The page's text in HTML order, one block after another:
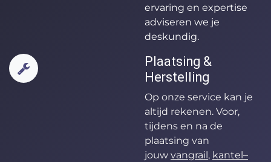
ervaring en expertise
adviseren we je
deskundig.
Plaatsing &
Herstelling
Op onze service kan je
altijd rekenen. Voor,
tijdens en na de
plaatsing van
jouw vangrail, kantel–